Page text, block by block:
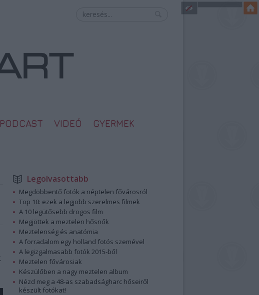
PODCAST VIDEÓ GYERMEK
Legolvasottabb
Megdöbbentő fotók a néptelen fővárosról
Top 10: ezek a legjobb szerelmes filmek
A 10 legütősebb drogos film
Megjöttek a meztelen hősnők
Meztelenség és anatómia
A forradalom egy holland fotós szemével
A legizgalmasabb fotók 2015-ből
Meztelen fővárosiak
Készülőben a nagy meztelen album
Nézd meg a 48-as szabadságharc hőseiről
készült fotókat!